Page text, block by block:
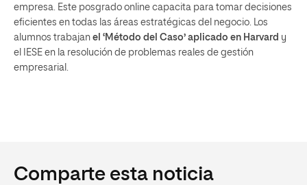
empresa. Este posgrado online capacita para tomar decisiones
eficientes en todas las áreas estratégicas del negocio. Los
alumnos trabajan el ‘Método del Caso’ aplicado en Harvard y
el IESE en la resolución de problemas reales de gestión
empresarial.
Comparte esta noticia